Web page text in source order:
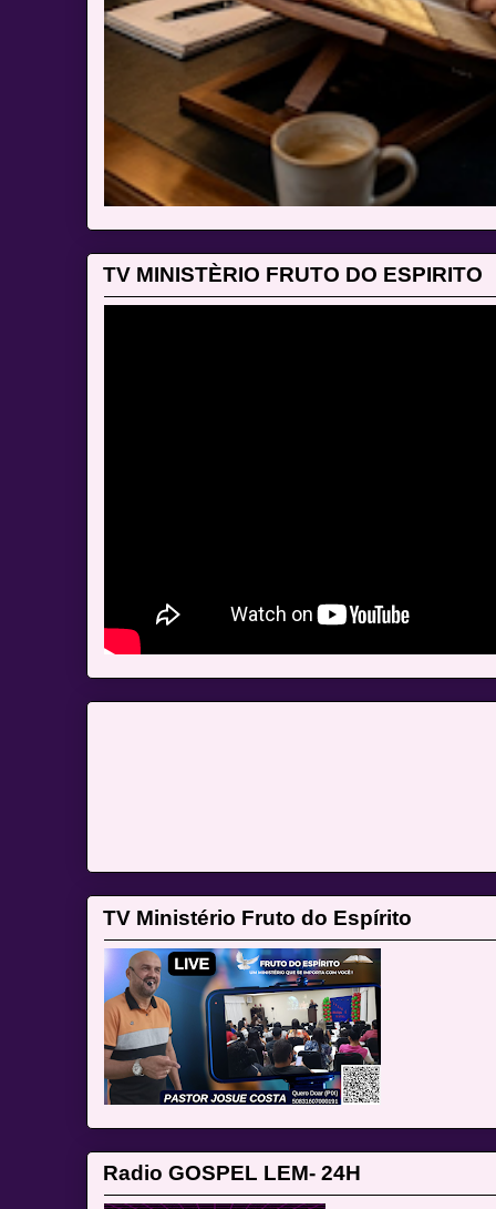
TV MINISTÈRIO FRUTO DO ESPIRITO
TV Ministério Fruto do Espírito
Radio GOSPEL LEM- 24H